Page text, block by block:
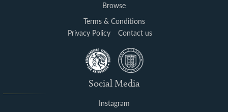
Browse
Terms & Conditions
Privacy Policy
Contact us
Social Media
Instagram